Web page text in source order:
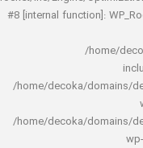
#8 [internal
/home/
/home/